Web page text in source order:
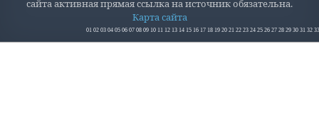
сайта активная прямая ссылка на источник обязательна.
Карта сайта
01 02 03 04 05 06 07 08 09 10 11 12 13 14 15 16 17 18 19 20 21 22 23 24 25 26 27 28 29 30 31 32 33